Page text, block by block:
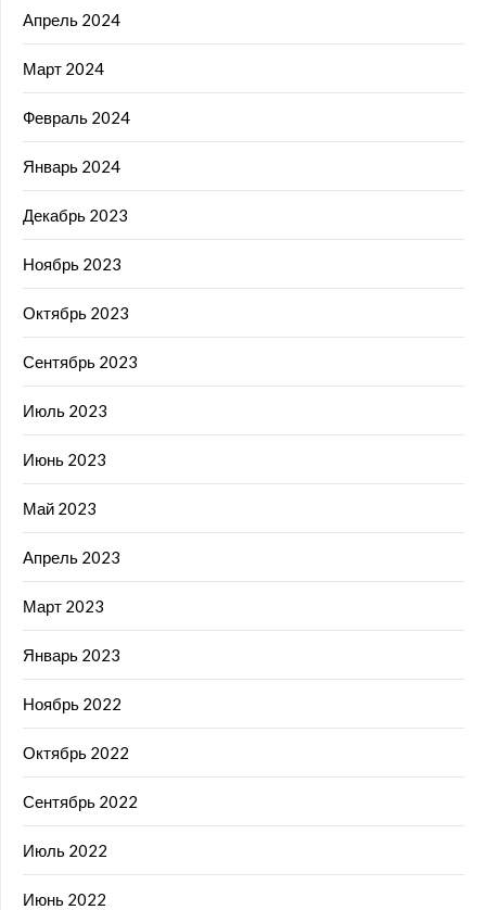
Апрель 2024
Март 2024
Февраль 2024
Январь 2024
Декабрь 2023
Ноябрь 2023
Октябрь 2023
Сентябрь 2023
Июль 2023
Июнь 2023
Май 2023
Апрель 2023
Март 2023
Январь 2023
Ноябрь 2022
Октябрь 2022
Сентябрь 2022
Июль 2022
Июнь 2022